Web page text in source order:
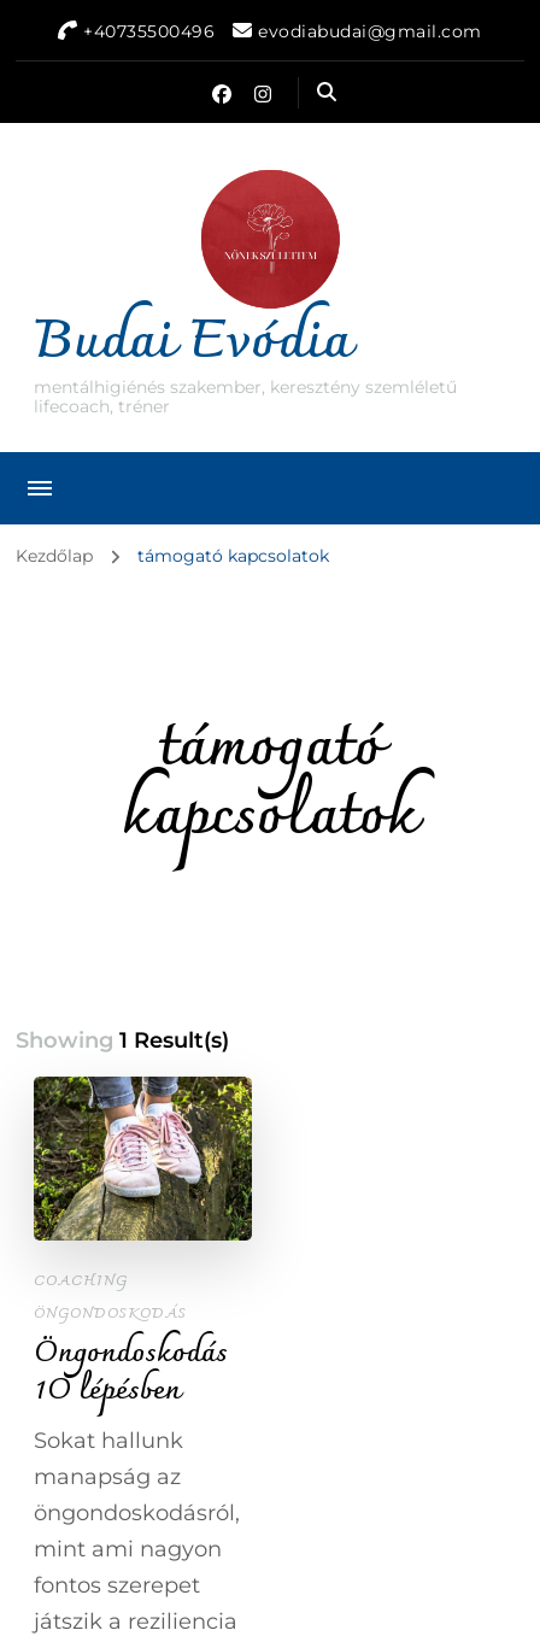
+40735500496 evodiabudai@gmail.com
Budai Evódia
mentálhigiénés szakember, keresztény szemléletű
lifecoach, tréner
Kezdőlap támogató kapcsolatok
támogató
kapcsolatok
Showing1 Result(s)
COACHING
ÖNGONDOSKODÁS
Öngondoskodás
1O lépésben
Sokat hallunk
manapság az
öngondoskodásról,
mint ami nagyon
fontos szerepet
játszik a reziliencia